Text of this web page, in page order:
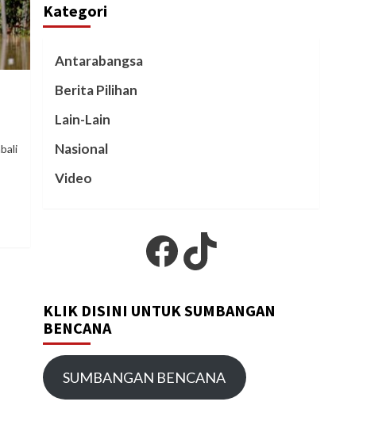
Kategori
Antarabangsa
Berita Pilihan
Lain-Lain
Nasional
Video
Facebook
TikTok
KLIK DISINI UNTUK SUMBANGAN
BENCANA
SUMBANGAN BENCANA